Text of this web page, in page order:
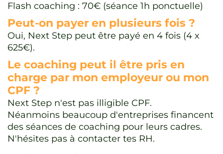
Flash coaching : 70€ (séance 1h ponctuelle)
Peut-on payer en plusieurs fois ?
Oui, Next Step peut être payé en 4 fois (4 x
625€).
Le coaching peut il être pris en
charge par mon employeur ou mon
CPF ?
Next Step n'est pas illigible CPF.
Néanmoins beaucoup d'entreprises financent
des séances de coaching pour leurs cadres.
N'hésites pas à contacter tes RH.